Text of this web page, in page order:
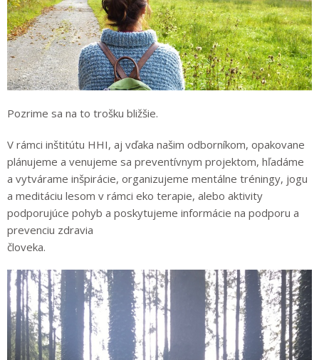
Pozrime sa na to trošku bližšie.
V rámci inštitútu HHI, aj vďaka našim odborníkom, opakovane
plánujeme a venujeme sa preventívnym projektom, hľadáme
a vytvárame inšpirácie, organizujeme mentálne tréningy, jogu
a meditáciu lesom v rámci eko terapie, alebo aktivity
podporujúce pohyb a poskytujeme informácie na podporu a
prevenciu zdravia
človeka.